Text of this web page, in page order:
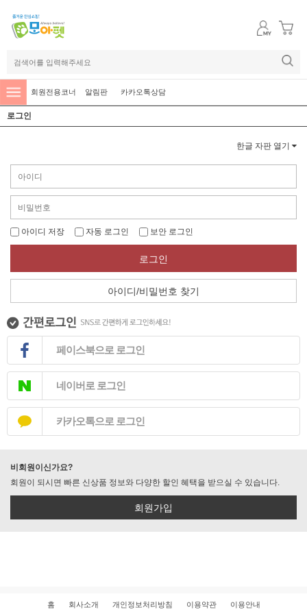
회원전용코너 알림판 카카오톡상담
로그인
한글 자판 열기
아이디 저장 자동 로그인 보안 로그인
로그인
아이디/비밀번호 찾기
페이스북으로 로그인
네이버로 로그인
카카오톡으로 로그인
비회원이신가요?
회원이 되시면 빠른 신상품 정보와 다양한 할인 혜택을 받으실 수 있습니다.
회원가입
홈 회사소개 개인정보처리방침 이용약관 이용안내